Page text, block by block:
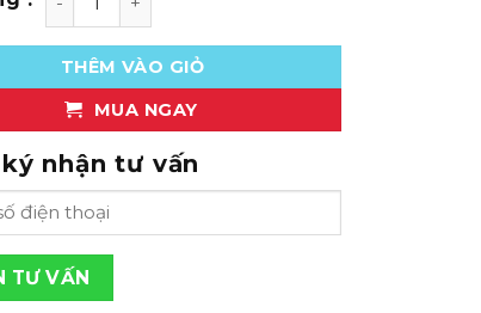
THÊM VÀO GIỎ
MUA NGAY
nhận tư vấn